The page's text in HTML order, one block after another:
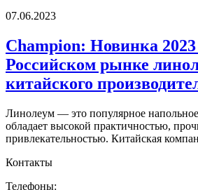
07.06.2023
Champion: Новинка 2023
Российском рынке
китайского
Линолеум — это популярное
обладает высокой практичностью,
привлекательностью. Китайская
Контакты
Телефоны: